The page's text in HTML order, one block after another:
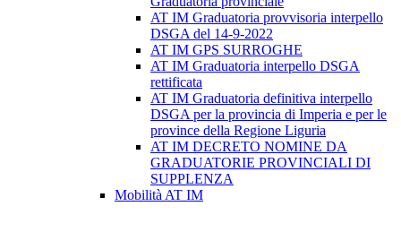
AT IM Graduatoria provvisoria interpello
DSGA del 14-9-2022
AT IM GPS SURROGHE
AT IM Graduatoria interpello DSGA
rettificata
AT IM Graduatoria definitiva interpello
DSGA per la provincia di Imperia e per le
province della Regione Liguria
AT IM DECRETO NOMINE DA
GRADUATORIE PROVINCIALI DI
SUPPLENZA
Mobilità AT IM